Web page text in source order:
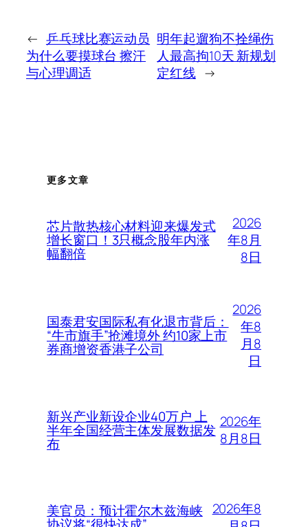
← 乒乓球比赛运动员
为什么要摸球台 擦汗
与心理调适
明年起遛狗不拴绳伤
人最高拘10天 新规划
定红线 →
更多文章
芯片散热核心材料迎来爆发式
增长窗口！3只概念股年内涨
幅翻倍
2026
年8月
8日
国泰君安国际私有化退市背后：
“牛市旗手”抢滩境外 约10家上市
券商增资香港子公司
2026
年8
月8
日
新兴产业新设企业40万户 上
半年全国经营主体发展数据发
布
2026年
8月8日
美官员：预计霍尔木兹海峡 2026年8